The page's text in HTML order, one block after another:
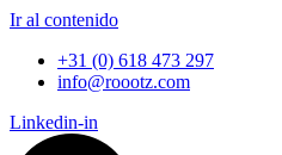
Ir al contenido
+31 (0) 618 473 297
info@roootz.com
Linkedin-in